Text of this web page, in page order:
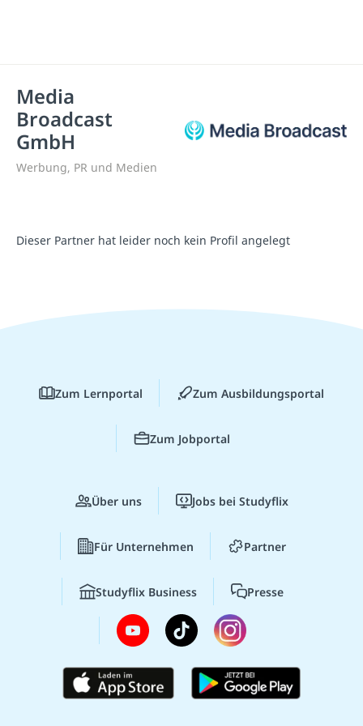
Media
Broadcast
GmbH
Werbung, PR und Medien
Dieser Partner hat leider noch kein Profil angelegt
Zum Lernportal Zum Ausbildungsportal
Zum Jobportal
Über uns Jobs bei Studyflix
Für Unternehmen Partner
Studyflix Business Presse